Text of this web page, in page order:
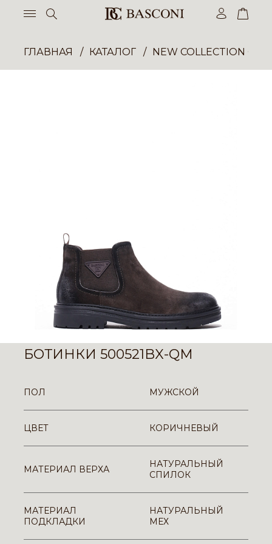
ГЛАВНАЯ КАТАЛОГ NEW COLLECTION
БОТИНКИ 500521BX-QM
ПОЛ МУЖСКОЙ
ЦВЕТ КОРИЧНЕВЫЙ
МАТЕРИАЛ ВЕРХА
НАТУРАЛЬНЫЙ
СПИЛОК
МАТЕРИАЛ
ПОДКЛАДКИ
НАТУРАЛЬНЫЙ
МЕХ